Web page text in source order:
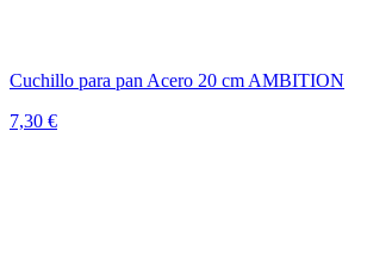
Cuchillo para pan Acero 20 cm AMBITION
7,30 €